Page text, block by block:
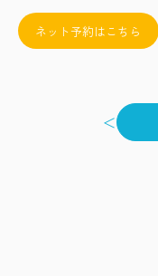
ネット予約はこちら
＜